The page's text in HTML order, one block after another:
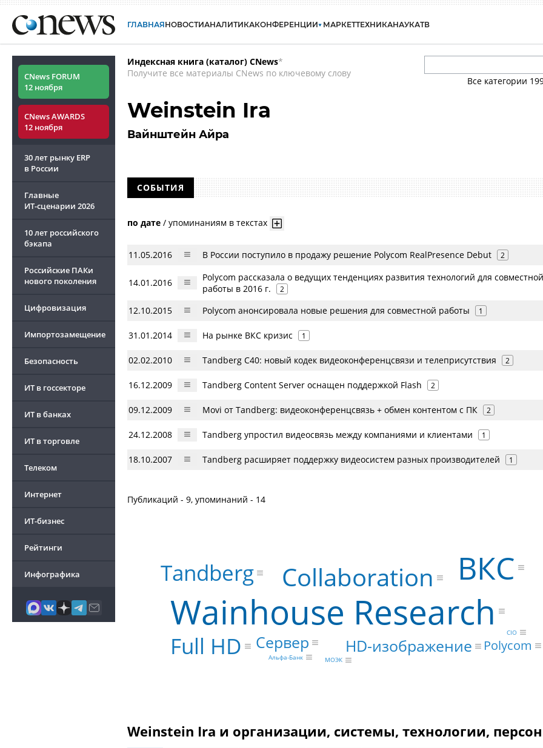
ГЛАВНАЯНОВОСТИАНАЛИТИКАКОНФЕРЕНЦИИ МАРКЕТТЕХНИКАНАУКАТВ
CNews FORUM
12 ноября
CNews AWARDS
12 ноября
30 лет рынку ERP
в России
Главные
ИТ-сценарии 2026
10 лет российского
бэкапа
Российские ПАКи
нового поколения
Цифровизация
Импортозамещение
Безопасность
ИТ в госсекторе
ИТ в банках
ИТ в торговле
Телеком
Интернет
ИТ-бизнес
Рейтинги
Инфографика
Индексная книга (каталог) CNews*
Получите все материалы CNews по ключевому слову
Все категории
Weinstein Ira
Вайнштейн Айра
СОБЫТИЯ
по дате / упоминаниям в текстах
11.05.2016 В России поступило в продажу решение Polycom RealPresence Debut 2
14.01.2016
Polycom рассказала о ведущих тенденциях развития технологий для совместной
работы в 2016 г.
2
12.10.2015 Polycom анонсировала новые решения для совместной работы 1
31.01.2014 На рынке ВКС кризис 1
02.02.2010 Tandberg C40: новый кодек видеоконференцсвязи и телеприсутствия 2
16.12.2009 Tandberg Content Server оснащен поддержкой Flash 2
09.12.2009 Movi от Tandberg: видеоконференцсвязь + обмен контентом с ПК 2
24.12.2008 Tandberg упростил видеосвязь между компаниями и клиентами 1
18.10.2007 Tandberg расширяет поддержку видеосистем разных производителей 1
Публикаций - 9, упоминаний - 14
Wainhouse Research
ВКС
Collaboration
Tandberg
Full HD Сервер HD-изображение Polycom
Альфа-Банк МОЭК
CIO
Weinstein Ira и организации, системы, технологии,